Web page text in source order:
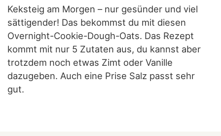
Keksteig am Morgen – nur gesünder und viel
sättigender! Das bekommst du mit diesen
Overnight-Cookie-Dough-Oats. Das Rezept
kommt mit nur 5 Zutaten aus, du kannst aber
trotzdem noch etwas Zimt oder Vanille
dazugeben. Auch eine Prise Salz passt sehr
gut.